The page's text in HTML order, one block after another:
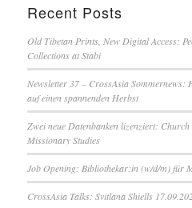
Recent Posts
Old Tibetan Prints, New Digital Access:
Collections at Stabi
Newsletter 37 – CrossAsia
auf einen spannenden Herbst
Zwei neue Datenbanken lizenziert:
Missionary Studies
Job Opening: Bibliothekar:in (w/d/m) für
CrossAsia Talks: Svitlana Shiells